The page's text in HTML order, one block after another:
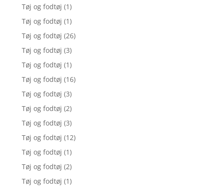
Tøj og fodtøj (1)
Tøj og fodtøj (1)
Tøj og fodtøj (26)
Tøj og fodtøj (3)
Tøj og fodtøj (1)
Tøj og fodtøj (16)
Tøj og fodtøj (3)
Tøj og fodtøj (2)
Tøj og fodtøj (3)
Tøj og fodtøj (12)
Tøj og fodtøj (1)
Tøj og fodtøj (2)
Tøj og fodtøj (1)